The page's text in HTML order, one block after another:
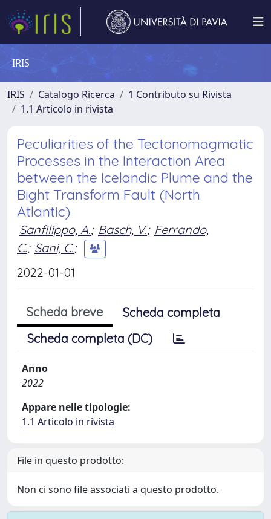
IRIS
IRIS Catalogo Ricerca
1 Contributo su Rivista
1.1 Articolo in rivista
Peculiarities of the Tectonomagmatic
Processes in the Interaction Area
between the Icelandic Plume and the
Bight Transform Fault (North
Atlantic)
Sanfilippo, A.; Basch, V.; Ferrando,
C.; Sani, C.;
2022-01-01
Scheda breve
Scheda completa
Scheda completa (DC)
Anno
2022
Appare nelle tipologie:
1.1 Articolo in rivista
File in questo prodotto:
Non ci sono file associati a questo prodotto.